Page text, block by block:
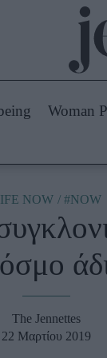
Woman
NOW #NOW
The Jennettes
22 Μαρτίου 2019